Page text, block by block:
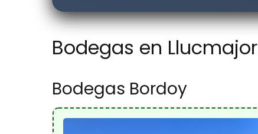
Bodegas en
Bodegas Bordoy